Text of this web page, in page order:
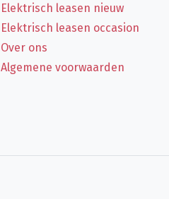
Elektrisch leasen nieuw
Elektrisch leasen occasion
Over ons
Algemene voorwaarden